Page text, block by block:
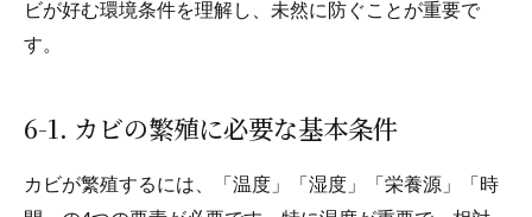
ビが好む環境条件を理解し、未然に防ぐことが重要で
す。
6-1. カビの繁殖に必要な基本条件
カビが繁殖するには、「温度」「湿度」「栄養源」「時